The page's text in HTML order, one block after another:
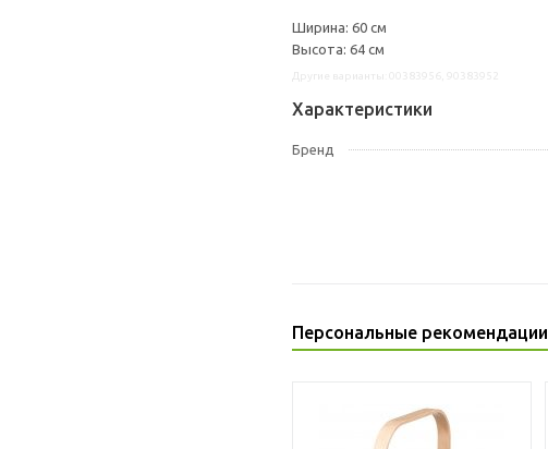
Ширина: 60 см
Высота: 64 см
Характеристики
Бренд
Персональные рекомендации